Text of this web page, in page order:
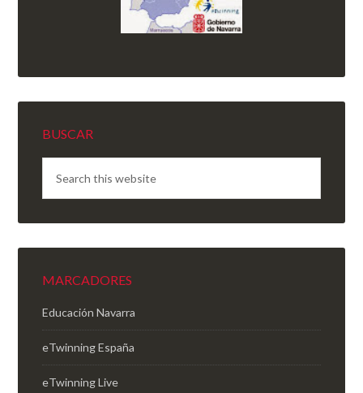
BUSCAR
MARCADORES
Educación Navarra
eTwinning España
eTwinning Live